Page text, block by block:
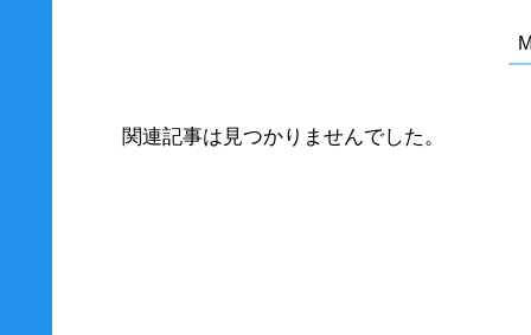
関連記事は見つかりませんでした。